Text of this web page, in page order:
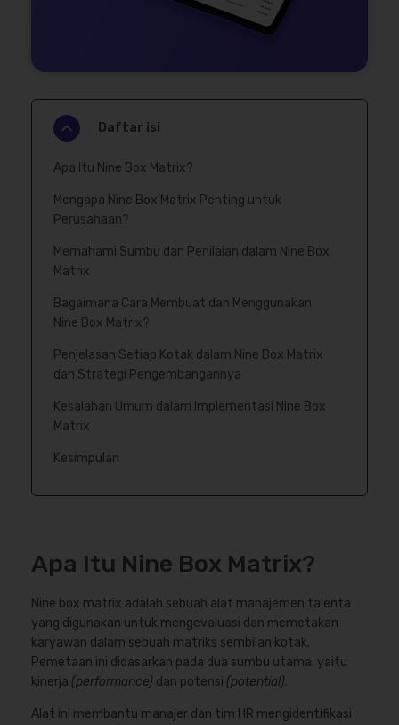
Daftar isi
Apa Itu Nine Box Matrix?
Mengapa Nine Box Matrix Penting untuk
Perusahaan?
Memahami Sumbu dan Penilaian dalam Nine Box
Matrix
Bagaimana Cara Membuat dan Menggunakan
Nine Box Matrix?
Penjelasan Setiap Kotak dalam Nine Box Matrix
dan Strategi Pengembangannya
Kesalahan Umum dalam Implementasi Nine Box
Matrix
Kesimpulan
Apa Itu Nine Box Matrix?
Nine box matrix adalah sebuah alat manajemen talenta
yang digunakan untuk mengevaluasi dan memetakan
karyawan dalam sebuah matriks sembilan kotak.
Pemetaan ini didasarkan pada dua sumbu utama, yaitu
kinerja (performance) dan potensi (potential).
Alat ini membantu manajer dan tim HR mengidentifikasi